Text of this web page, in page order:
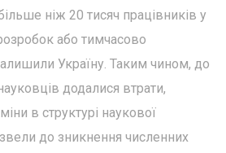
ніж 20 тисяч працівників у
або тимчасово
Україну. Таким чином, до
додалися втрати,
в структурі наукової
до зникнення численних